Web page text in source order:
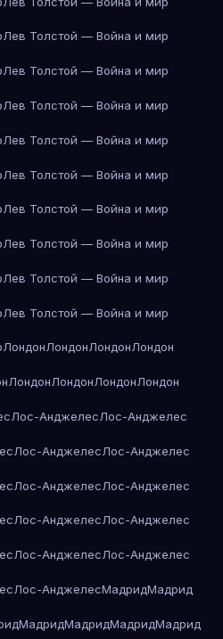
Лев Толстой — Война и мир
Лев Толстой — Война и мир
Лев Толстой — Война и мир
Лев Толстой — Война и мир
Лев Толстой — Война и мир
Лев Толстой — Война и мир
Лев Толстой — Война и мир
Лев Толстой — Война и мир
Лев Толстой — Война и мир
ЛондонЛондонЛондонЛондон
ЛондонЛондонЛондонЛондон
Лос-АнджелесЛос-Анджелес
Лос-АнджелесЛос-Анджелес
Лос-АнджелесЛос-Анджелес
Лос-АнджелесЛос-Анджелес
Лос-АнджелесЛос-Анджелес
Лос-АнджелесМадридМадрид
МадридМадридМадридМадрид